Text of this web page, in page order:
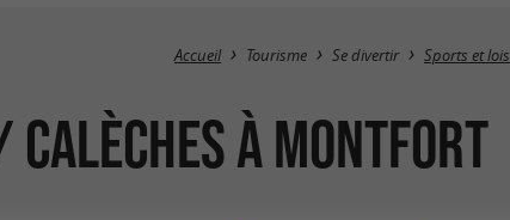
Accueil Tourisme Se divertir Sports et
Calèches à Montfort